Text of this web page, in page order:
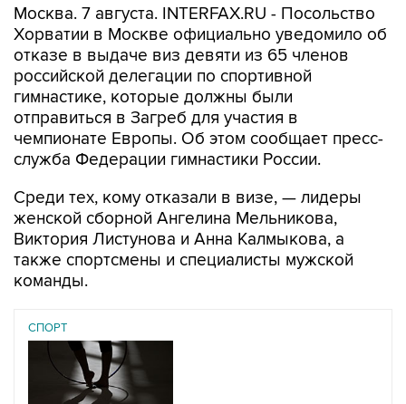
Москва. 7 августа. INTERFAX.RU - Посольство
Хорватии в Москве официально уведомило об
отказе в выдаче виз девяти из 65 членов
российской делегации по спортивной
гимнастике, которые должны были
отправиться в Загреб для участия в
чемпионате Европы. Об этом сообщает пресс-
служба Федерации гимнастики России.
Среди тех, кому отказали в визе, — лидеры
женской сборной Ангелина Мельникова,
Виктория Листунова и Анна Калмыкова, а
также спортсмены и специалисты мужской
команды.
СПОРТ